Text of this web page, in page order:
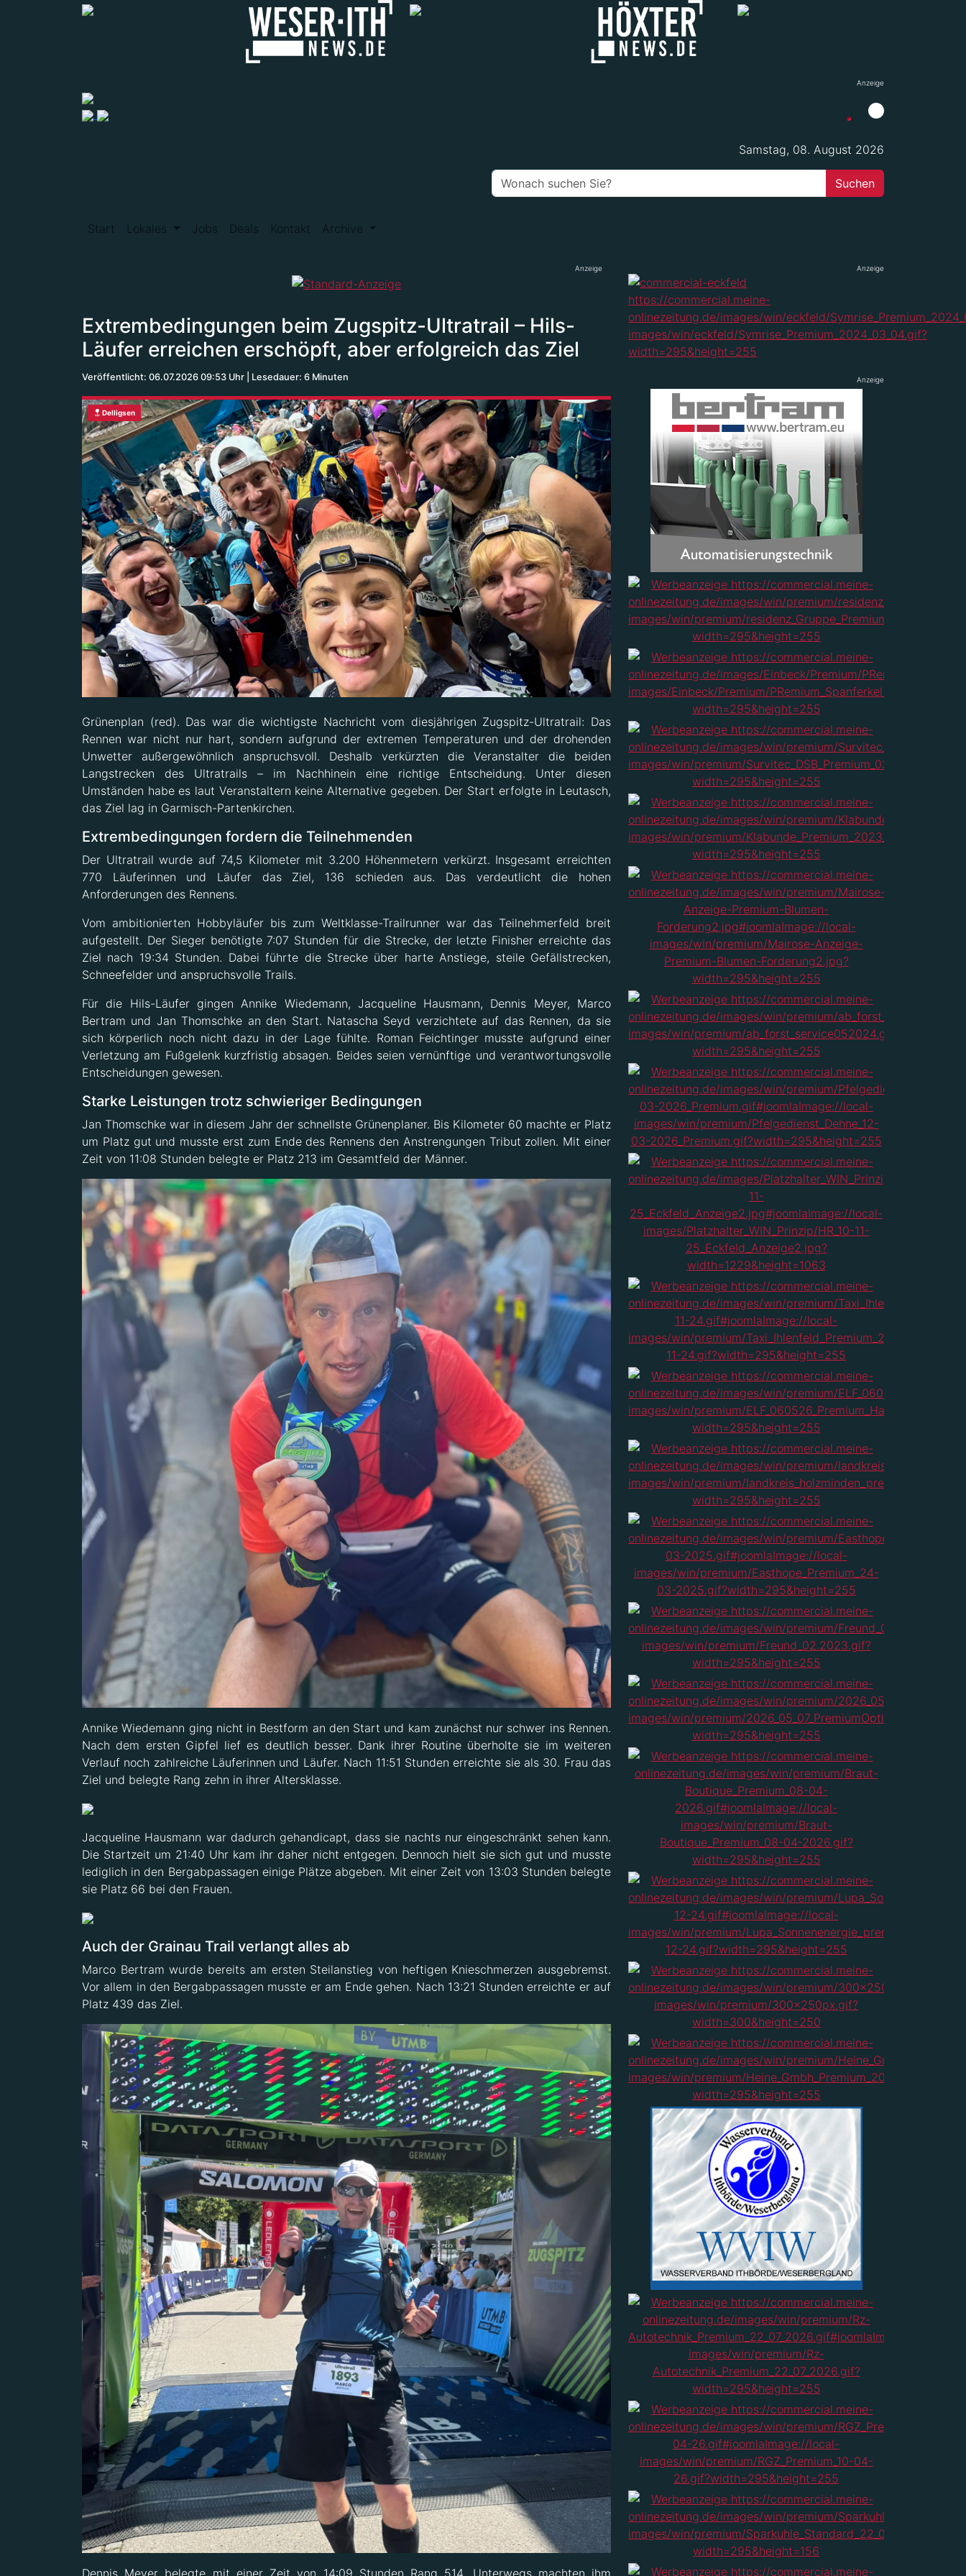
Anzeige
Samstag, 08. August 2026
Start Lokales Jobs Deals Kontakt Archive
Anzeige
Extrembedingungen beim Zugspitz-Ultratrail – Hils-
Läufer erreichen erschöpft, aber erfolgreich das Ziel
Veröffentlicht: 06.07.2026 09:53 Uhr Lesedauer: 6 Minuten
Delligsen
Grünenplan (red). Das war die wichtigste Nachricht vom diesjährigen Zugspitz-Ultratrail: Das
Rennen war nicht nur hart, sondern aufgrund der extremen Temperaturen und der drohenden
Unwetter außergewöhnlich anspruchsvoll. Deshalb verkürzten die Veranstalter die beiden
Langstrecken des Ultratrails – im Nachhinein eine richtige Entscheidung. Unter diesen
Umständen habe es laut Veranstaltern keine Alternative gegeben. Der Start erfolgte in Leutasch,
das Ziel lag in Garmisch-Partenkirchen.
Extrembedingungen fordern die Teilnehmenden
Der Ultratrail wurde auf 74,5 Kilometer mit 3.200 Höhenmetern verkürzt. Insgesamt erreichten
770 Läuferinnen und Läufer das Ziel, 136 schieden aus. Das verdeutlicht die hohen
Anforderungen des Rennens.
Vom ambitionierten Hobbyläufer bis zum Weltklasse-Trailrunner war das Teilnehmerfeld breit
aufgestellt. Der Sieger benötigte 7:07 Stunden für die Strecke, der letzte Finisher erreichte das
Ziel nach 19:34 Stunden. Dabei führte die Strecke über harte Anstiege, steile Gefällstrecken,
Schneefelder und anspruchsvolle Trails.
Für die Hils-Läufer gingen Annike Wiedemann, Jacqueline Hausmann, Dennis Meyer, Marco
Bertram und Jan Thomschke an den Start. Natascha Seyd verzichtete auf das Rennen, da sie
sich körperlich noch nicht dazu in der Lage fühlte. Roman Feichtinger musste aufgrund einer
Verletzung am Fußgelenk kurzfristig absagen. Beides seien vernünftige und verantwortungsvolle
Entscheidungen gewesen.
Starke Leistungen trotz schwieriger Bedingungen
Jan Thomschke war in diesem Jahr der schnellste Grünenplaner. Bis Kilometer 60 machte er Platz
um Platz gut und musste erst zum Ende des Rennens den Anstrengungen Tribut zollen. Mit einer
Zeit von 11:08 Stunden belegte er Platz 213 im Gesamtfeld der Männer.
Annike Wiedemann ging nicht in Bestform an den Start und kam zunächst nur schwer ins Rennen.
Nach dem ersten Gipfel lief es deutlich besser. Dank ihrer Routine überholte sie im weiteren
Verlauf noch zahlreiche Läuferinnen und Läufer. Nach 11:51 Stunden erreichte sie als 30. Frau das
Ziel und belegte Rang zehn in ihrer Altersklasse.
Jacqueline Hausmann war dadurch gehandicapt, dass sie nachts nur eingeschränkt sehen kann.
Die Startzeit um 21:40 Uhr kam ihr daher nicht entgegen. Dennoch hielt sie sich gut und musste
lediglich in den Bergabpassagen einige Plätze abgeben. Mit einer Zeit von 13:03 Stunden belegte
sie Platz 66 bei den Frauen.
Auch der Grainau Trail verlangt alles ab
Marco Bertram wurde bereits am ersten Steilanstieg von heftigen Knieschmerzen ausgebremst.
Vor allem in den Bergabpassagen musste er am Ende gehen. Nach 13:21 Stunden erreichte er auf
Platz 439 das Ziel.
Dennis Meyer belegte mit einer Zeit von 14:09 Stunden Rang 514. Unterwegs machten ihm
Anzeige
Anzeige